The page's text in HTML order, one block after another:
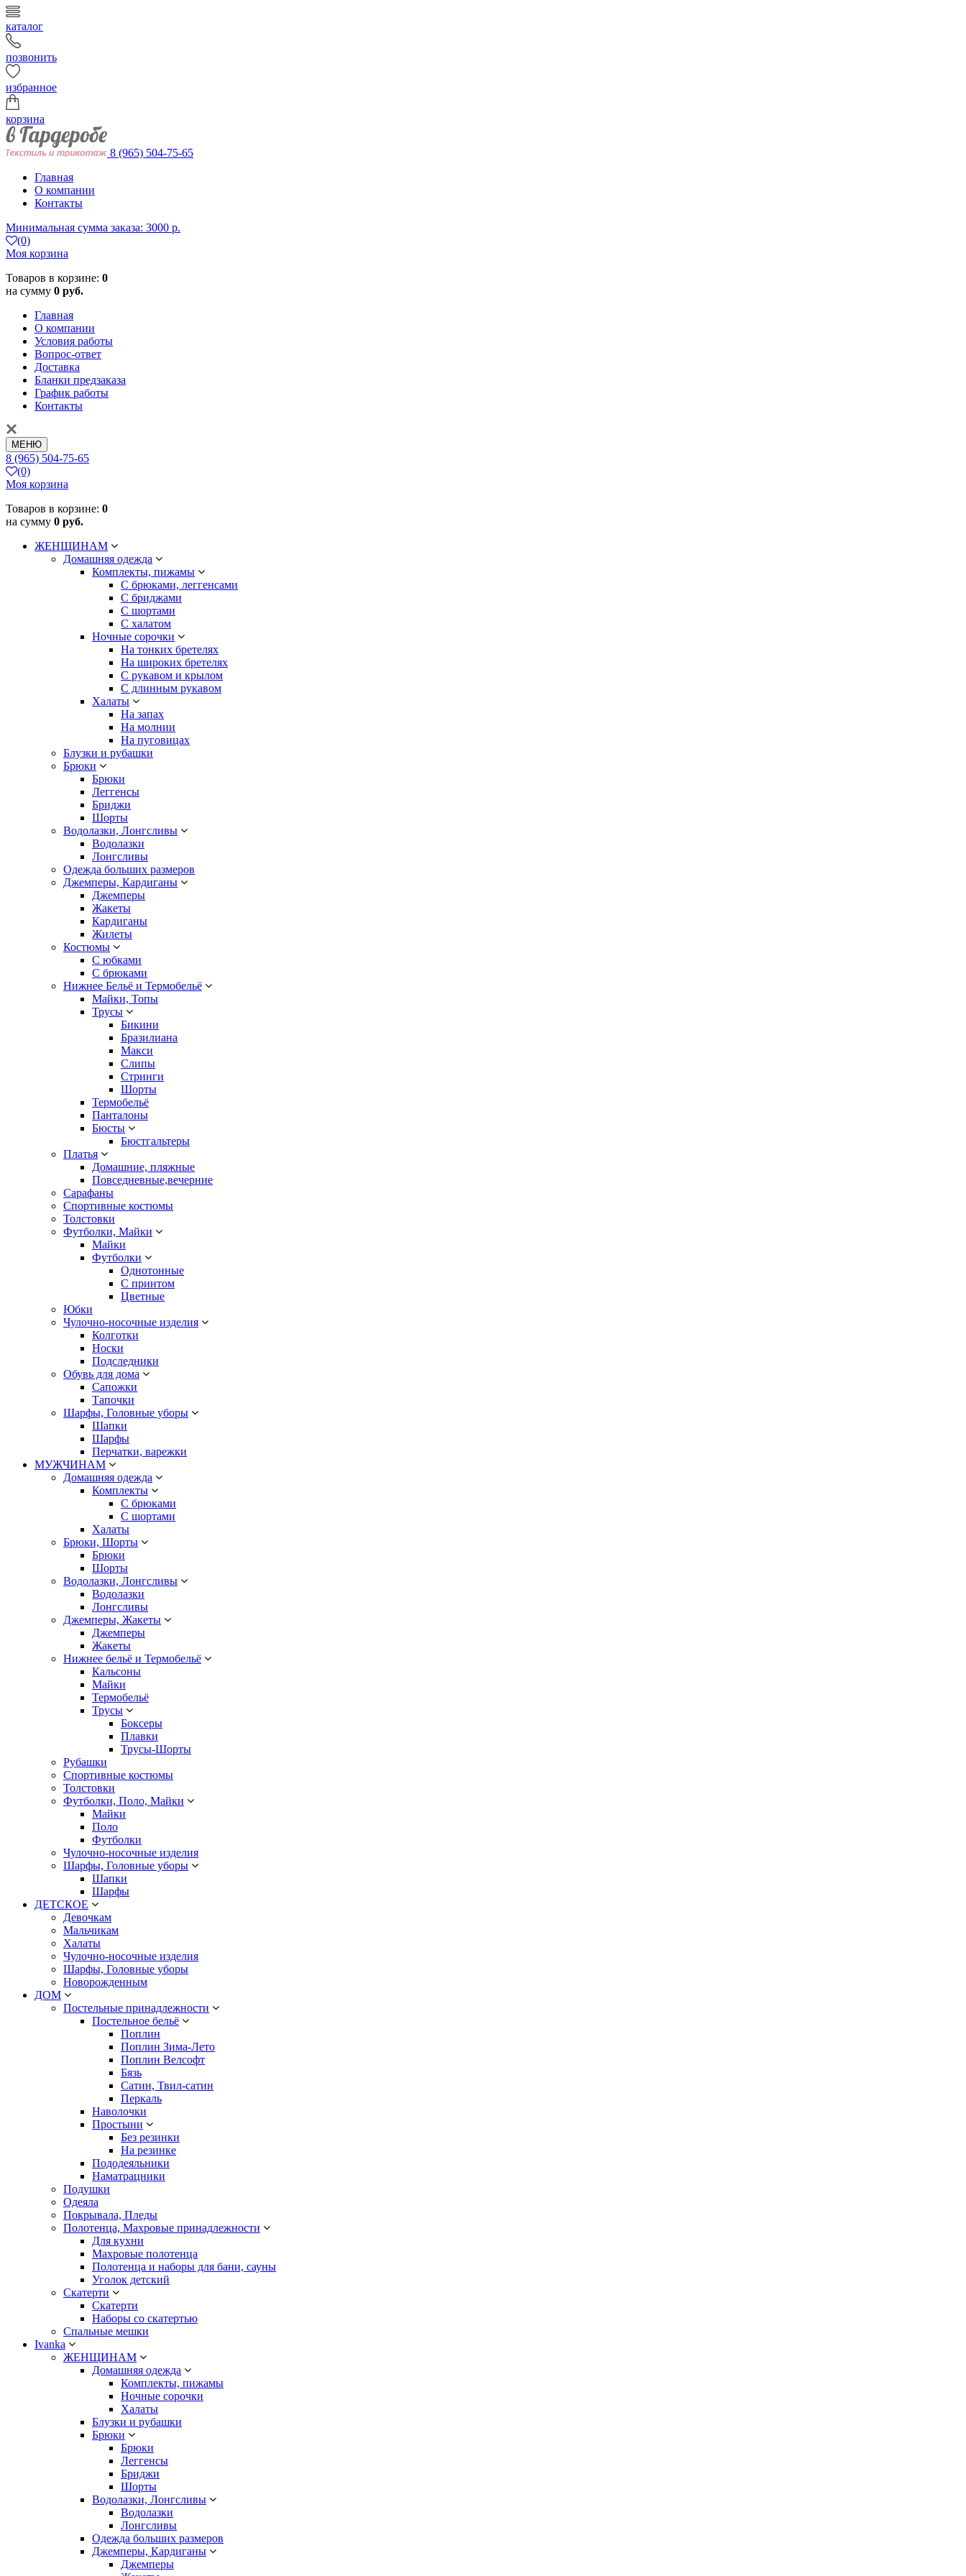
каталог
позвонить
избранное
корзина
8 (965) 504-75-65
Главная
О компании
Контакты
Минимальная сумма заказа: 3000 р.
(0)
Моя корзина
Товаров в корзине: 0
на сумму 0 руб.
Главная
О компании
Условия работы
Вопрос-ответ
Доставка
Бланки предзаказа
График работы
Контакты
МЕНЮ
8 (965) 504-75-65
(0)
Моя корзина
Товаров в корзине: 0
на сумму 0 руб.
ЖЕНЩИНАМ
Домашняя одежда
Комплекты, пижамы
С брюками, леггенсами
С бриджами
С шортами
С халатом
Ночные сорочки
На тонких бретелях
На широких бретелях
С рукавом и крылом
С длинным рукавом
Халаты
На запах
На молнии
На пуговицах
Блузки и рубашки
Брюки
Брюки
Леггенсы
Бриджи
Шорты
Водолазки, Лонгсливы
Водолазки
Лонгсливы
Одежда больших размеров
Джемперы, Кардиганы
Джемперы
Жакеты
Кардиганы
Жилеты
Костюмы
С юбками
С брюками
Нижнее Бельё и Термобельё
Майки, Топы
Трусы
Бикини
Бразилиана
Макси
Слипы
Стринги
Шорты
Термобельё
Панталоны
Бюсты
Бюстгальтеры
Платья
Домашние, пляжные
Повседневные,вечерние
Сарафаны
Спортивные костюмы
Толстовки
Футболки, Майки
Майки
Футболки
Однотонные
С принтом
Цветные
Юбки
Чулочно-носочные изделия
Колготки
Носки
Подследники
Обувь для дома
Сапожки
Тапочки
Шарфы, Головные уборы
Шапки
Шарфы
Перчатки, варежки
МУЖЧИНАМ
Домашняя одежда
Комплекты
С брюками
С шортами
Халаты
Брюки, Шорты
Брюки
Шорты
Водолазки, Лонгсливы
Водолазки
Лонгсливы
Джемперы, Жакеты
Джемперы
Жакеты
Нижнее бельё и Термобельё
Кальсоны
Майки
Термобельё
Трусы
Боксеры
Плавки
Трусы-Шорты
Рубашки
Спортивные костюмы
Толстовки
Футболки, Поло, Майки
Майки
Поло
Футболки
Чулочно-носочные изделия
Шарфы, Головные уборы
Шапки
Шарфы
ДЕТСКОЕ
Девочкам
Мальчикам
Халаты
Чулочно-носочные изделия
Шарфы, Головные уборы
Новорожденным
ДОМ
Постельные принадлежности
Постельное бельё
Поплин
Поплин Зима-Лето
Поплин Велсофт
Бязь
Сатин, Твил-сатин
Перкаль
Наволочки
Простыни
Без резинки
На резинке
Пододеяльники
Наматрацники
Подушки
Одеяла
Покрывала, Пледы
Полотенца, Махровые принадлежности
Для кухни
Махровые полотенца
Полотенца и наборы для бани, сауны
Уголок детский
Скатерти
Скатерти
Наборы со скатертью
Спальные мешки
Ivanka
ЖЕНЩИНАМ
Домашняя одежда
Комплекты, пижамы
Ночные сорочки
Халаты
Блузки и рубашки
Брюки
Брюки
Леггенсы
Бриджи
Шорты
Водолазки, Лонгсливы
Водолазки
Лонгсливы
Одежда больших размеров
Джемперы, Кардиганы
Джемперы